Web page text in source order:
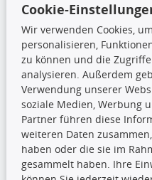
Die
unterlassen, die Daten oder
Cookie-
Wir verwenden Cookies,
personalisieren,
zu können und die
analysieren. Außerdem
Verwendung unserer
soziale Medien, Werbung
Partner führen diese
weiteren Daten
haben oder die sie im
gesammelt haben. Ihre